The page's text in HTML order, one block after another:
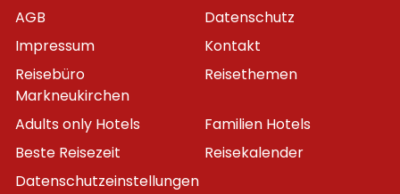
AGB
Datenschutz
Impressum
Kontakt
Reisebüro
Markneukirchen
Reisethemen
Adults only Hotels
Familien Hotels
Beste Reisezeit
Reisekalender
Datenschutzeinstellungen